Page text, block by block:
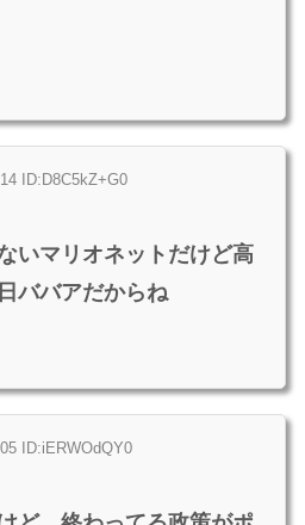
ID:D8C5kZ+G0
いマリオネットだけど高
ババアだからね
ID:iERWOdQY0